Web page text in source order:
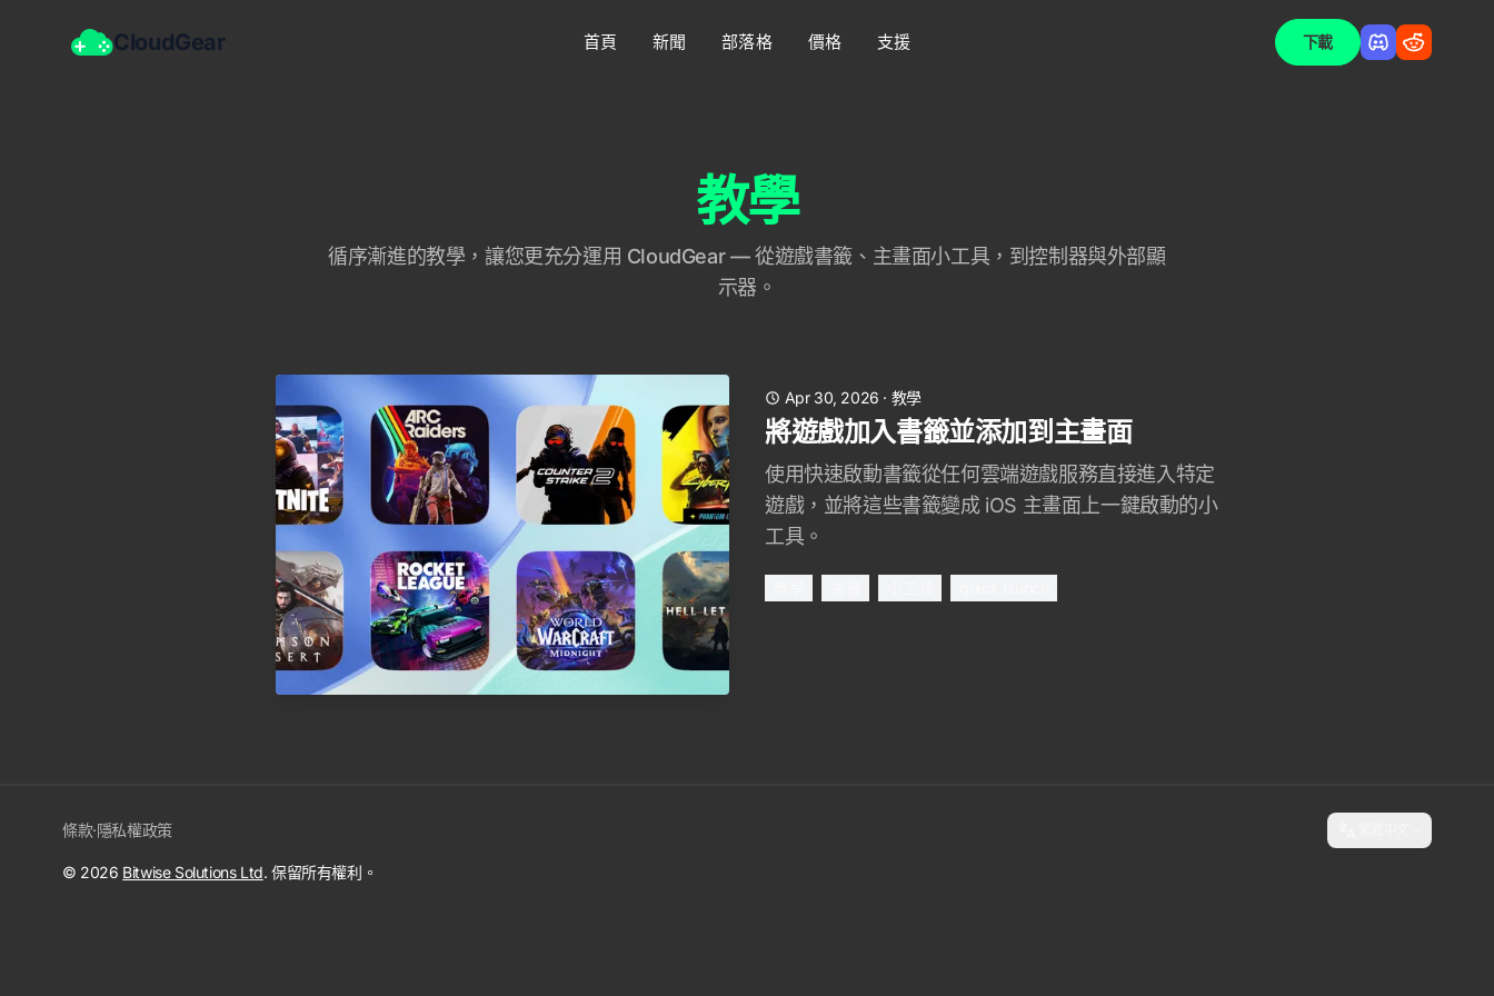
CloudGear 首頁 新聞 部落格 價格 支援 下載
教學
循序漸進的教學，讓您更充分運用 CloudGear — 從遊戲書籤、主畫面小工具，到控制器與外部顯
示器。
Apr 30, 2026 · 教學
將遊戲加入書籤並添加到主畫面
使用快速啟動書籤從任何雲端遊戲服務直接進入特定
遊戲，並將這些書籤變成 iOS 主畫面上一鍵啟動的小
工具。
條款·隱私權政策
© 2026 Bitwise Solutions Ltd. 保留所有權利。